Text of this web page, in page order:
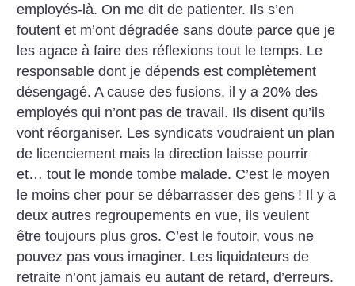
employés-là. On me dit de patienter. Ils s’en
foutent et m’ont dégradée sans doute parce que je
les agace à faire des réflexions tout le temps. Le
responsable dont je dépends est complètement
désengagé. A cause des fusions, il y a 20% des
employés qui n’ont pas de travail. Ils disent qu’ils
vont réorganiser. Les syndicats voudraient un plan
de licenciement mais la direction laisse pourrir
et… tout le monde tombe malade. C’est le moyen
le moins cher pour se débarrasser des gens ! Il y a
deux autres regroupements en vue, ils veulent
être toujours plus gros. C’est le foutoir, vous ne
pouvez pas vous imaginer. Les liquidateurs de
retraite n’ont jamais eu autant de retard, d’erreurs.